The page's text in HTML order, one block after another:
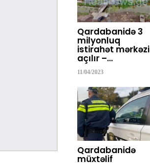
Qardabanidə 3
milyonluq
istirahət mərkəzi
açılır –…
11/04/2023
Qardabanidə
müxtəlif